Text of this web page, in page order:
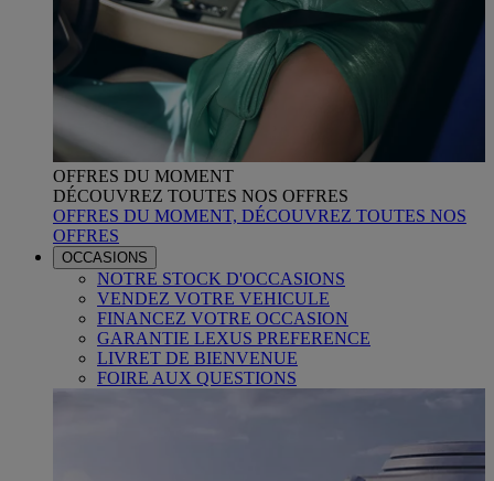
OFFRES DU MOMENT
DÉCOUVREZ TOUTES NOS OFFRES
OFFRES DU MOMENT, DÉCOUVREZ TOUTES NOS
OFFRES
OCCASIONS
NOTRE STOCK D'OCCASIONS
VENDEZ VOTRE VEHICULE
FINANCEZ VOTRE OCCASION
GARANTIE LEXUS PREFERENCE
LIVRET DE BIENVENUE
FOIRE AUX QUESTIONS